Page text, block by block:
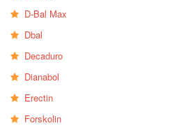
D-Bal Max
Dbal
Decaduro
Dianabol
Erectin
Forskolin